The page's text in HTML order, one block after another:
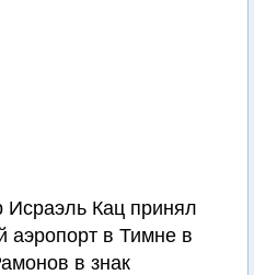
Исраэль Кац принял
аэропорт в Тимне в
в знак